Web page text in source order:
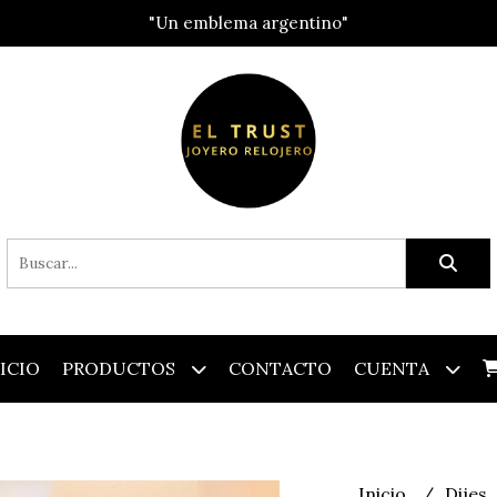
"Un emblema argentino"
PRODUCTOS CONTACTO CUENTA